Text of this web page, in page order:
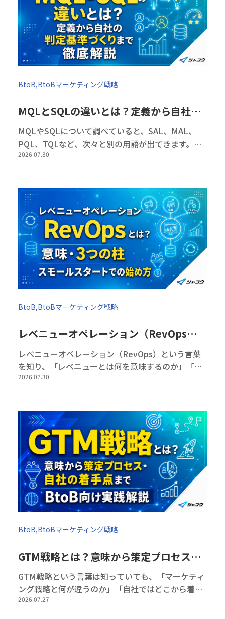
BtoB,BtoBマーケティング戦略
MQLとSQLの違いとは？定義から自社の判定基準づくりまで徹底解説
MQLやSQLについて調べていると、SAL、MAL、
PQL、TQLなど、次々と別の用語が出てきます。し
かし、すべての用語を覚え、自社の管理プロセスに
2026.07.30
BtoB,BtoBマーケティング戦略
レベニューオペレーション（RevOps）とは？意味・3つの柱・スモールスタートでの始め方
レベニューオペレーション（RevOps）という言葉
を知り、「レベニューとは何を意味するのか」「自
社でも必要なのか」と疑問を持っている方も多いの
2026.07.30
BtoB,BtoBマーケティング戦略
GTM戦略とは？意味から策定プロセス・自社の着手点までBtoB向け実践解説
GTM戦略という言葉は知っていても、「マーケティ
ング戦略と何が違うのか」「自社ではどこから着手
すべきなのか」まで明確に説明できる方は少ないの
2026.07.27